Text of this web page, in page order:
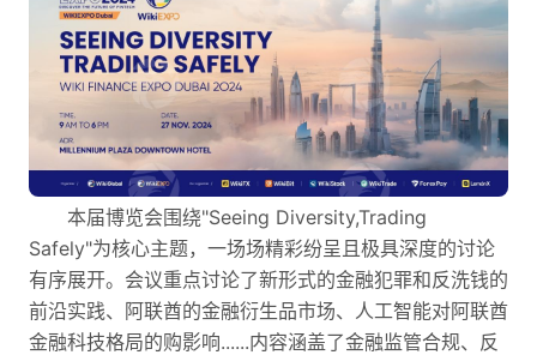
本届博览会围绕"Seeing Diversity,Trading
Safely"为核心主题，一场场精彩纷呈且极具深度的讨论
有序展开。会议重点讨论了新形式的金融犯罪和反洗钱的
前沿实践、阿联酋的金融衍生品市场、人工智能对阿联酋
金融科技格局的购影响......内容涵盖了金融监管合规、反